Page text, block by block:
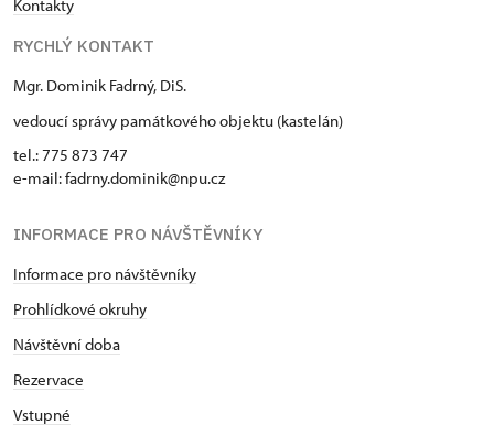
Kontakty
RYCHLÝ KONTAKT
Mgr. Dominik Fadrný, DiS.
vedoucí správy památkového objektu (kastelán)
tel.: 775 873 747
e-mail: fadrny.dominik@npu.cz
INFORMACE PRO NÁVŠTĚVNÍKY
Informace pro návštěvníky
Prohlídkové okruhy
Návštěvní doba
Rezervace
Vstupné